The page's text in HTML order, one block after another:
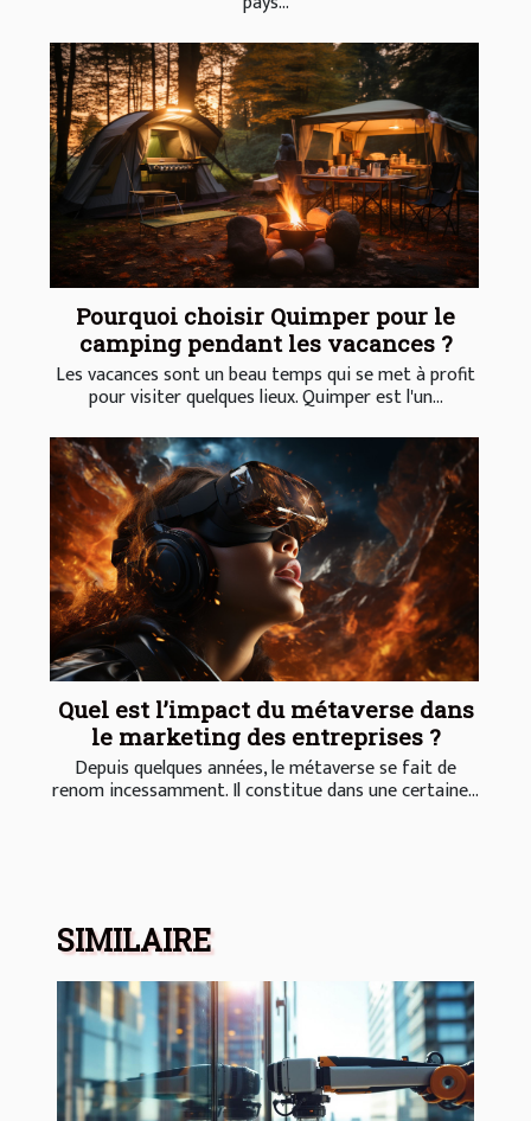
Pourquoi choisir Quimper pour le
camping pendant les vacances ?
Les vacances sont un beau temps qui se met à profit
pour visiter quelques lieux. Quimper est l'un...
Quel est l’impact du métaverse dans
le marketing des entreprises ?
Depuis quelques années, le métaverse se fait de
renom incessamment. Il constitue dans une certaine...
SIMILAIRE